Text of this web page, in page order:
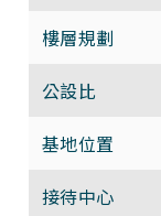
樓層規劃
公設比
基地位置
接待中心